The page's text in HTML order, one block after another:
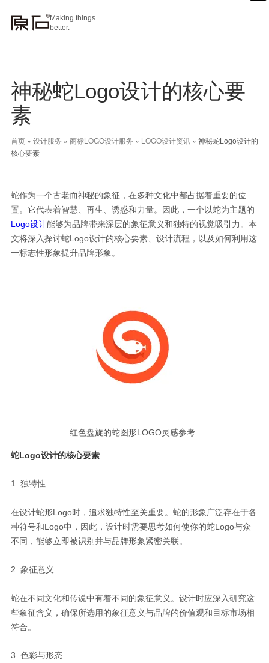
Making things
better.
神秘蛇Logo设计的核心要
素
首页 » 设计服务 » 商标LOGO设计服务 » LOGO设计资讯 » 神秘蛇Logo设计的
核心要素
蛇作为一个古老而神秘的象征，在多种文化中都占据着重要的位
置。它代表着智慧、再生、诱惑和力量。因此，一个以蛇为主题的
Logo设计能够为品牌带来深层的象征意义和独特的视觉吸引力。本
文将深入探讨蛇Logo设计的核心要素、设计流程，以及如何利用这
一标志性形象提升品牌形象。
红色盘旋的蛇图形LOGO灵感参考
蛇Logo设计的核心要素
1. 独特性
在设计蛇形Logo时，追求独特性至关重要。蛇的形象广泛存在于各
种符号和Logo中，因此，设计时需要思考如何使你的蛇Logo与众
不同，能够立即被识别并与品牌形象紧密关联。
2. 象征意义
蛇在不同文化和传说中有着不同的象征意义。设计时应深入研究这
些象征含义，确保所选用的象征意义与品牌的价值观和目标市场相
符合。
3. 色彩与形态